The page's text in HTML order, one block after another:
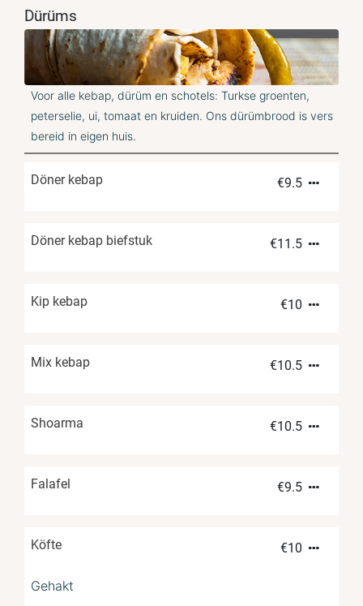
Dürüms
Voor alle kebap, dürüm en schotels: Turkse groenten,
peterselie, ui, tomaat en kruiden. Ons dürümbrood is vers
bereid in eigen huis.
Döner kebap €9.5
Döner kebap biefstuk €11.5
Kip kebap €10
Mix kebap €10.5
Shoarma €10.5
Falafel €9.5
Köfte €10
Gehakt